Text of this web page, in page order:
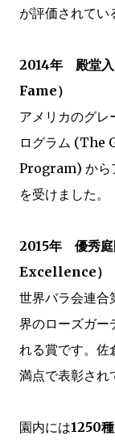
が評価されてい
2014年 殿堂
Fame）
アメリカのグレ
ログラム
Program) から
を受けました。
2015年 優秀
Excellence）
世界バラ会連合
界のローズガー
れる賞です。佐
満点で表彰され
園内には1250